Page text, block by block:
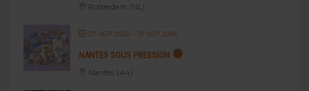
Rotterdam (NL)
07 SEP 2026- 13 SEP 2026
NANTES SOUS PRESSION
Nantes (44)